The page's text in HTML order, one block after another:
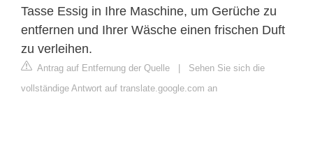
Tasse Essig in Ihre Maschine, um Gerüche zu
entfernen und Ihrer Wäsche einen frischen Duft
zu verleihen.
Antrag auf Entfernung der Quelle | Sehen Sie sich die
vollständige Antwort auf translate.google.com an